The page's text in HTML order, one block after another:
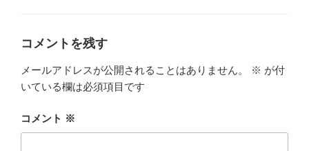
コメントを残す
メールアドレスが公開されることはありません。 ※ が付
いている欄は必須項目です
コメント ※